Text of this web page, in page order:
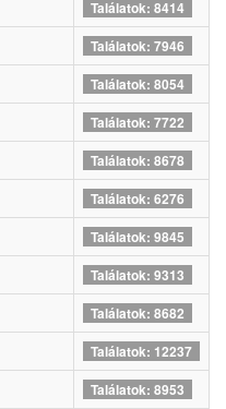
Találatok: 8414
Találatok: 7946
Találatok: 8054
Találatok: 7722
Találatok: 8678
Találatok: 6276
Találatok: 9845
Találatok: 9313
Találatok: 8682
Találatok: 12237
Találatok: 8953